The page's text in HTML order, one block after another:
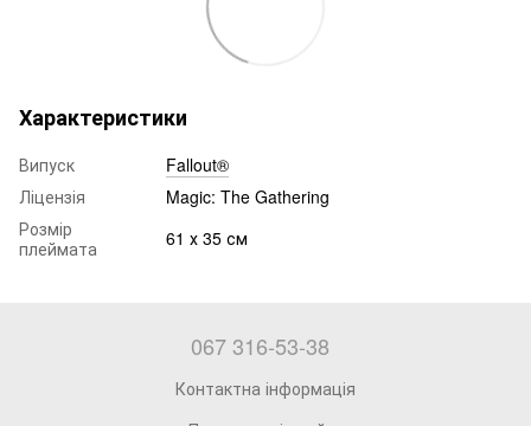
Характеристики
Випуск
Fallout®
Ліцензія
Magic: The Gathering
Розмір
плеймата
61 х 35 см
067 316-53-38
Контактна інформація